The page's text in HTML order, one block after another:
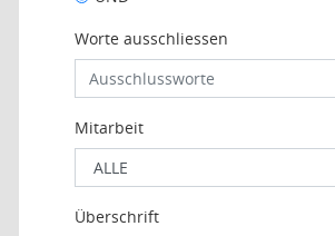
Worte ausschliessen
Mitarbeit
Überschrift